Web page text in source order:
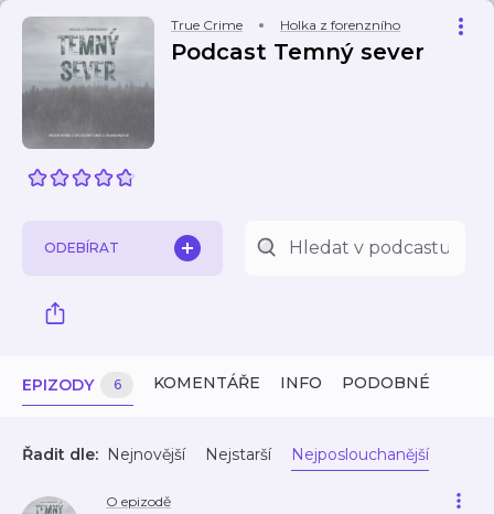
True Crime Holka z forenzního
Podcast Temný sever
ODEBÍRAT
EPIZODY 6 KOMENTÁŘE INFO PODOBNÉ
Řadit dle: Nejnovější Nejstarší Nejposlouchanější
O epizodě